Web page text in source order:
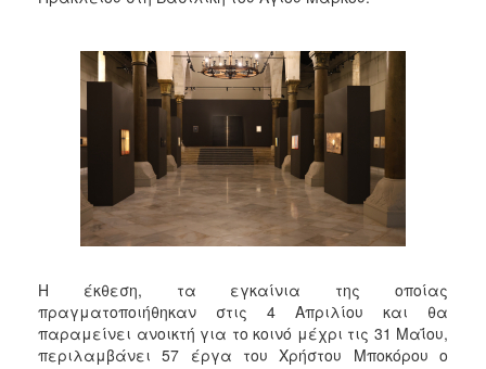
2015
2013
2011
2010
2006
ΤΟΠΟΣ
Η έκθεση, τα εγκαίνια της οποίας
πραγματοποιήθηκαν στις 4 Απριλίου και θα
παραμείνει ανοικτή για το κοινό μέχρι τις 31 Μαΐου,
περιλαμβάνει 57 έργα του Χρήστου Μποκόρου ο